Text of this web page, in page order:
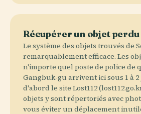
Récupérer un objet perdu
Le système des objets trouvés de
remarquablement efficace. Les
n'importe quel poste de police de
Gangbuk-gu arrivent ici sous 1 à
d'abord le site Lost112
objets y sont répertoriés avec
vous éviter un déplacement